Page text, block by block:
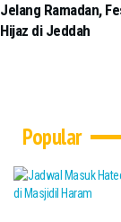
Jelang Ramadan,
Hijaz di Jeddah
Popular